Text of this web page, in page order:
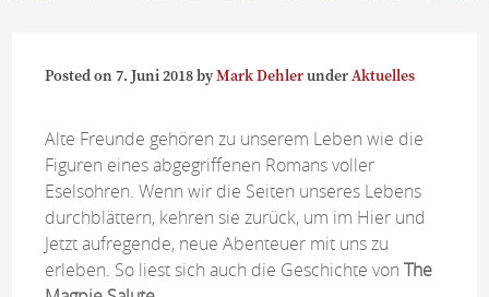
Posted on7. Juni 2018byMark DehlerunderAktuelles
Alte Freunde gehören zu unserem Leben wie die
Figuren eines abgegriffenen Romans voller
Eselsohren. Wenn wir die Seiten unseres Lebens
durchblättern, kehren sie zurück, um im Hier und
Jetzt aufregende, neue Abenteuer mit uns zu
erleben. So liest sich auch die Geschichte vonThe